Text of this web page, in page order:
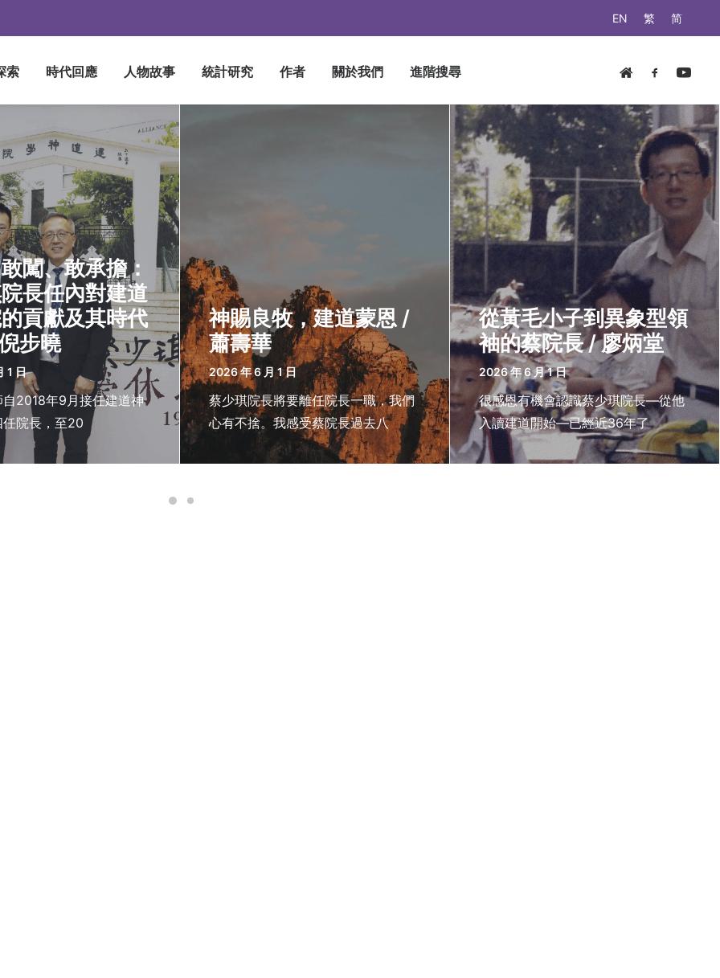
EN 繁 简
索 時代回應 人物故事 統計研究 作者 關於我們 進階搜尋
闖、敢承擔：
長任內對建道
貢獻及其時代
步曉
1 日
2018年9月接任建道神
院長，至20
神賜良牧，建道蒙恩 /
蕭壽華
2026 年 6 月 1 日
蔡少琪院長將要離任院長一職，我們
心有不捨。我感受蔡院長過去八
從黃毛小子到異象型領
袖的蔡院長 / 廖炳堂
2026 年 6 月 1 日
很感恩有機會認識蔡少琪院長—從他
入讀建道開始—已經近36年了